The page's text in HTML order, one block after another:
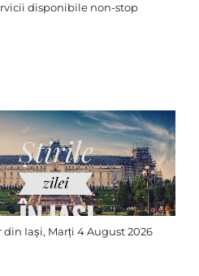
disponibile non-stop
din Iași, Marți 4 August 2026